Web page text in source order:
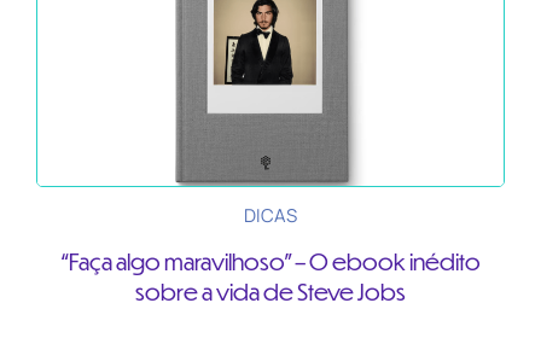
DICAS
“Faça algo maravilhoso” – O ebook inédito
sobre a vida de Steve Jobs